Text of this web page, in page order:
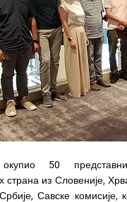
50
страна из Словеније,
Савске комисије,